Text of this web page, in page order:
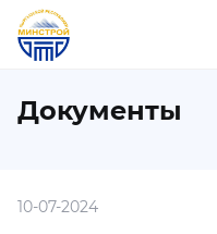
Документы
10-07-2024